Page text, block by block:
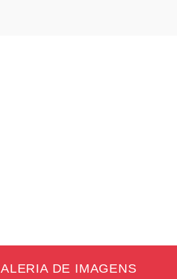
DE IMAGENS